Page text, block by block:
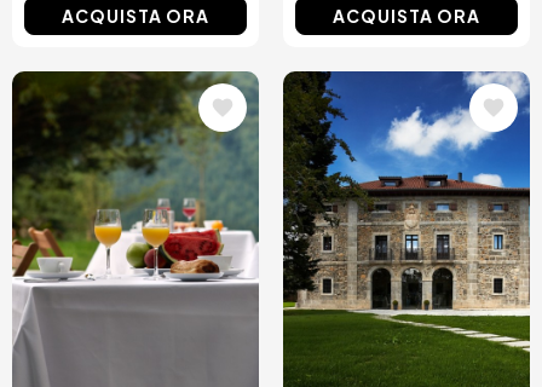
ACQUISTA ORA ACQUISTA ORA
Immagine Immagine